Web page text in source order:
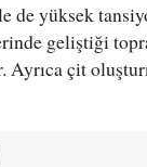
de yüksek
geliştiği
çit